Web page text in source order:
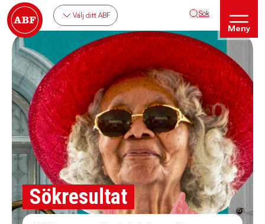
Välj ditt ABF Sök
Meny
Sökresultat